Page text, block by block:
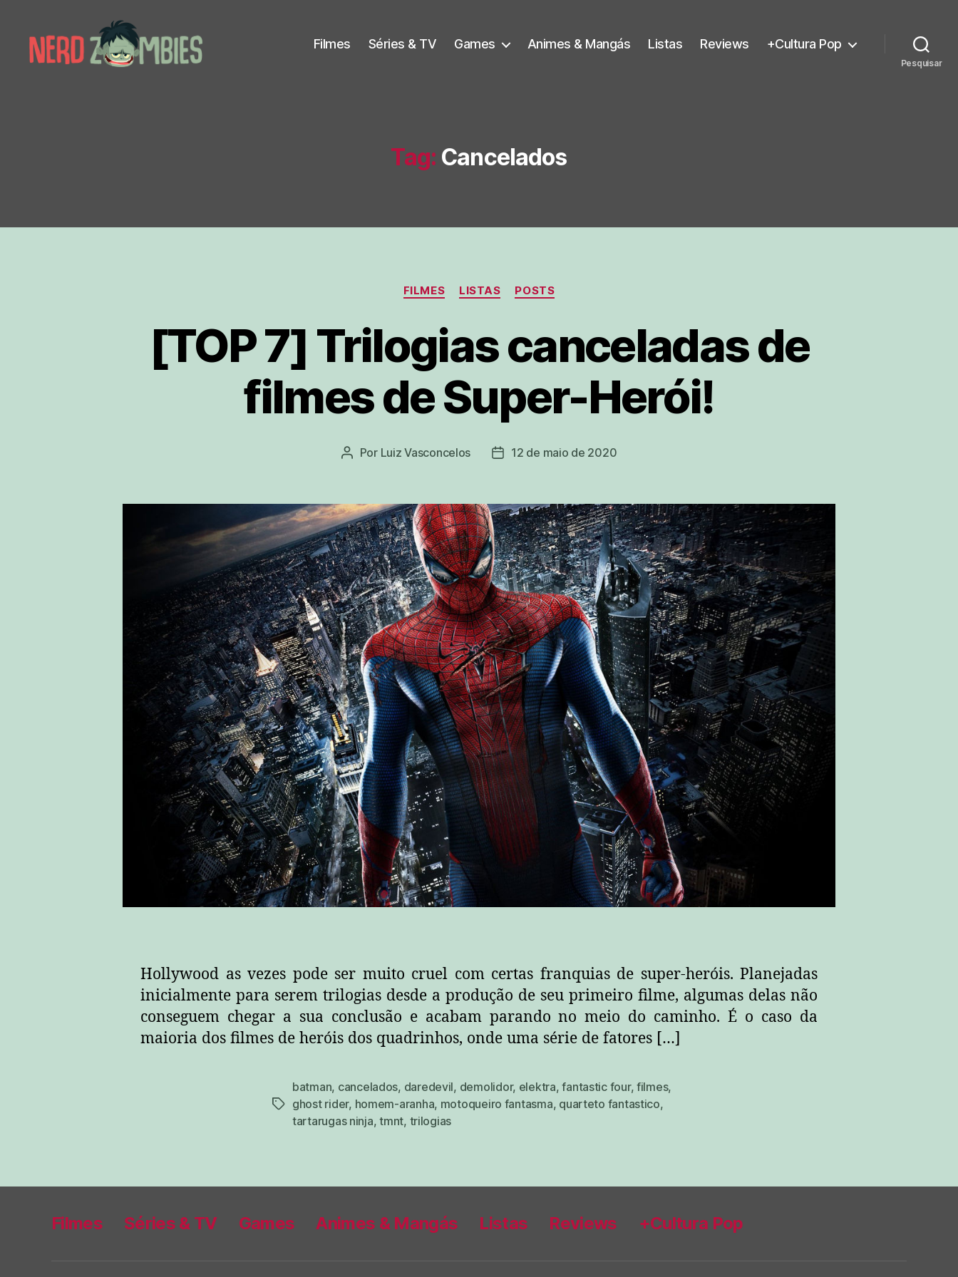
Filmes Séries & TV Games Animes & Mangás Listas Reviews +Cultura Pop
Pesquisar
Tag: Cancelados
Categorias
FILMES LISTAS POSTS
[TOP 7] Trilogias canceladas de
filmes de Super-Herói!
Autor
Por Luiz Vasconcelos
Data12 de maio de 2020
Hollywood as vezes pode ser muito cruel com certas franquias de super-heróis. Planejadas
inicialmente para serem trilogias desde a produção de seu primeiro filme, algumas delas não
conseguem chegar a sua conclusão e acabam parando no meio do caminho. É o caso da
maioria dos filmes de heróis dos quadrinhos, onde uma série de fatores […]
tags
batman, cancelados, daredevil, demolidor, elektra,fantastic four,filmes,
ghost rider, homem-aranha, motoqueiro fantasma, quarteto fantastico,
tartarugas ninja,tmnt, trilogias
Filmes Séries & TV Games Animes & Mangás Listas Reviews +Cultura Pop